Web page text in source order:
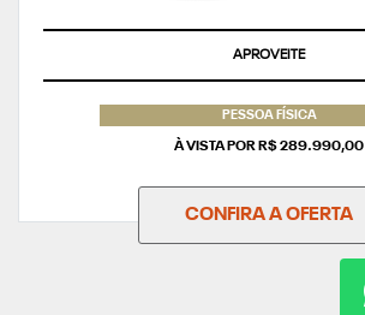
APROVEITE
PESSOA FÍSICA
À VISTA POR R$ 289.990,00
CONFIRA A OFERTA